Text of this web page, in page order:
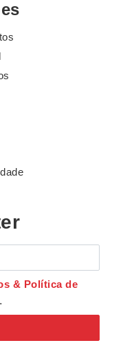
& Política de
.